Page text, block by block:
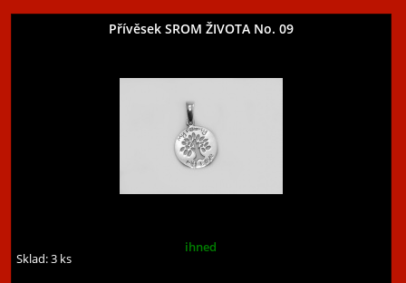
Přívěsek SROM ŽIVOTA No. 09
ihned
Sklad: 3 ks